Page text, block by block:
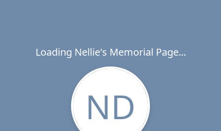
Loading Nellie's Memorial Page...
ND